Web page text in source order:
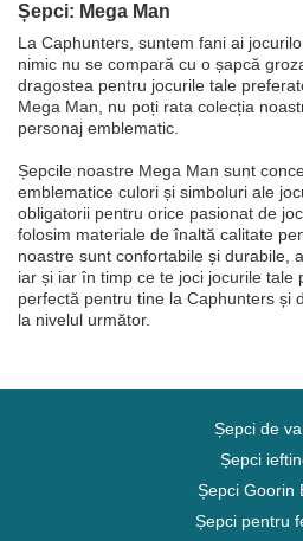
Șepci: Mega Man
La Caphunters, suntem fani ai
nimic nu se compară cu o șapcă
dragostea pentru jocurile tale
Mega Man, nu poți rata colecția
personaj emblematic.
Șepcile noastre Mega Man sunt
emblematice culori și simboluri ale
obligatorii pentru orice pasionat de
folosim materiale de înaltă calitate
noastre sunt confortabile și durabile,
iar și iar în timp ce te joci jocurile tale
perfectă pentru tine la Caphunters și
la nivelul următor.
Șepci de
Șepci
Șepci Goorin
Șepci pentru